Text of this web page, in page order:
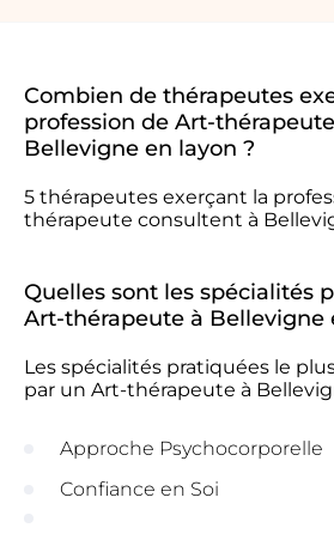
Combien de thérapeutes
profession de Art-
Bellevigne en layon ?
5 thérapeutes exerçant la
thérapeute consultent à
Quelles sont les spécialités
Art-thérapeute à Bellevigne
Les spécialités pratiquées le
par un Art-thérapeute à
Approche Psychocorporelle
Confiance en Soi